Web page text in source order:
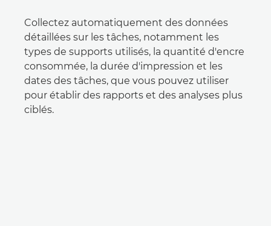
Collectez automatiquement des données
détaillées sur les tâches, notamment les
types de supports utilisés, la quantité d'encre
consommée, la durée d'impression et les
dates des tâches, que vous pouvez utiliser
pour établir des rapports et des analyses plus
ciblés.